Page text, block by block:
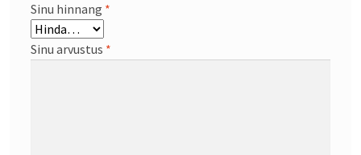
Sinu hinnang *
Sinu arvustus *